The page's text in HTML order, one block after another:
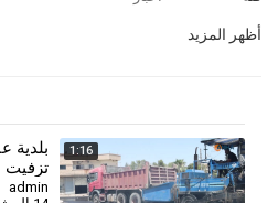
أظهر المزيد
1:16
بلدية
تزفيت
إضافية
admin